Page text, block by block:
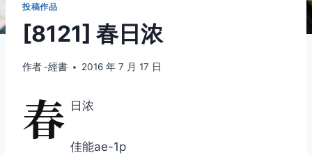
投稿作品
[8121] 春日浓
作者 -經書 2016 年 7 月 17 日
春 日浓
佳能ae-1p